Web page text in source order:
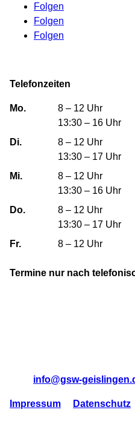
Folgen
Folgen
Folgen
Telefonzeiten
Mo.
8 – 12 Uhr
13:30 – 16 Uhr
Di.
8 – 12 Uhr
13:30 – 17 Uhr
Mi.
8 – 12 Uhr
13:30 – 16 Uhr
Do.
8 – 12 Uhr
13:30 – 17 Uhr
Fr.
8 – 12 Uhr
Termine nur nach
info@gsw-
Impressum Datenschutz